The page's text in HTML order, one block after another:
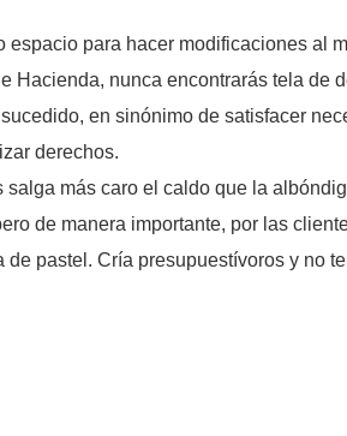
para hacer modificaciones al
Hacienda, nunca encontrarás tela de
en sinónimo de satisfacer
derechos.
más caro el caldo que la
de manera importante, por las
pastel. Cría presupuestívoros y no